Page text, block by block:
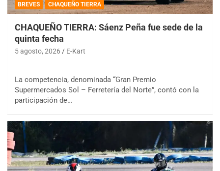
BREVES CHAQUEÑO TIERRA
CHAQUEÑO TIERRA: Sáenz Peña fue sede de la
quinta fecha
5 agosto, 2026 E-Kart
La competencia, denominada “Gran Premio
Supermercados Sol – Ferretería del Norte”, contó con la
participación de…